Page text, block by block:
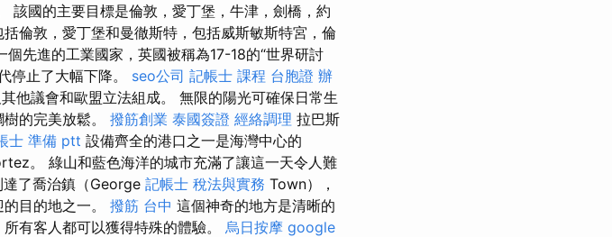
該國的主要目標是倫敦，愛丁堡，牛津，劍橋，約
倫敦，愛丁堡和曼徹斯特，包括威斯敏斯特宮，倫
個先進的工業國家，英國被稱為17-18的“世界研討
停止了大幅下降。 seo公司 記帳士 課程 台胞證 辦
他議會和歐盟立法組成。 無限的陽光可確保日常生
的完美放鬆。 撥筋創業 泰國簽證 經絡調理 拉巴斯
士 準備 ptt 設備齊全的港口之一是海灣中心的
。 綠山和藍色海洋的城市充滿了讓這一天令人難
了喬治鎮（George 記帳士 稅法與實務 Town），
目的地之一。 撥筋 台中 這個神奇的地方是清晰的
有客人都可以獲得特殊的體驗。 烏日按摩 google